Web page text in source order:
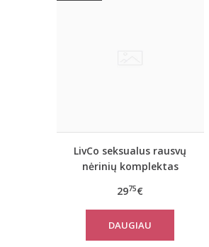
LivCo seksualus rausvų
nėrinių komplektas
2975€
DAUGIAU